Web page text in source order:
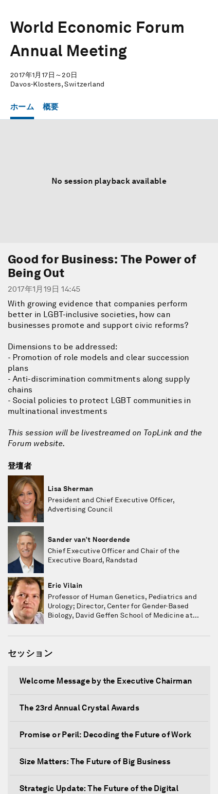
World Economic Forum
Annual Meeting
2017年1月17日～20日
Davos-Klosters, Switzerland
ホーム 概要
No session playback available
Good for Business: The Power of
Being Out
2017年1月19日 14:45
With growing evidence that companies perform
better in LGBT-inclusive societies, how can
businesses promote and support civic reforms?
Dimensions to be addressed:
- Promotion of role models and clear succession
plans
- Anti-discrimination commitments along supply
chains
- Social policies to protect LGBT communities in
multinational investments
This session will be livestreamed on TopLink and the
Forum website.
登壇者
Lisa Sherman
President and Chief Executive Officer,
Advertising Council
Sander van’t Noordende
Chief Executive Officer and Chair of the
Executive Board, Randstad
Eric Vilain
Professor of Human Genetics, Pediatrics and
Urology; Director, Center for Gender-Based
Biology, David Geffen School of Medicine at
セッション
Welcome Message by the Executive Chairman
The 23rd Annual Crystal Awards
Promise or Peril: Decoding the Future of Work
Size Matters: The Future of Big Business
Strategic Update: The Future of the Digital